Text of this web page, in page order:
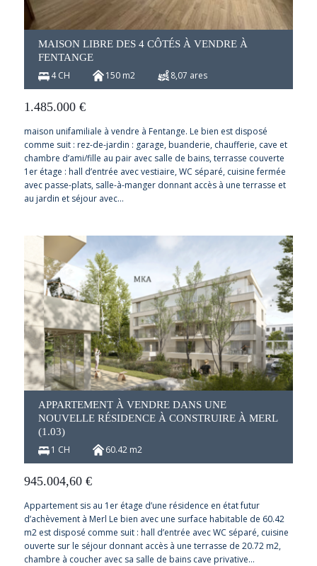
MAISON LIBRE DES 4 CÔTÉS À VENDRE À
FENTANGE
4 CH 150 m2 8,07 ares
1.485.000€
maison unifamiliale à vendre à Fentange. Le bien est disposé
comme suit : rez-de-jardin : garage, buanderie, chaufferie, cave et
chambre d’ami/fille au pair avec salle de bains, terrasse couverte
1er étage : hall d’entrée avec vestiaire, WC séparé, cuisine fermée
avec passe-plats, salle-à-manger donnant accès à une terrasse et
au jardin et séjour avec…
APPARTEMENT À VENDRE DANS UNE
NOUVELLE RÉSIDENCE À CONSTRUIRE À MERL
(1.03)
1 CH 60.42 m2
945.004,60€
Appartement sis au 1er étage d’une résidence en état futur
d’achèvement à Merl Le bien avec une surface habitable de 60.42
m2 est disposé comme suit : hall d’entrée avec WC séparé, cuisine
ouverte sur le séjour donnant accès à une terrasse de 20.72 m2,
chambre à coucher avec sa salle de bains cave privative…